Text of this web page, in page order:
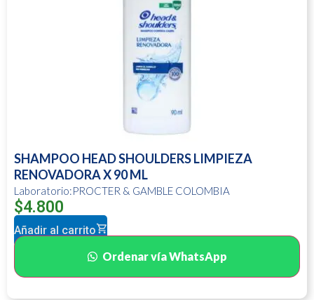
SHAMPOO HEAD SHOULDERS LIMPIEZA
RENOVADORA X 90 ML
Laboratorio:PROCTER & GAMBLE COLOMBIA
$4.800
Añadir al carrito
Ordenar vía WhatsApp